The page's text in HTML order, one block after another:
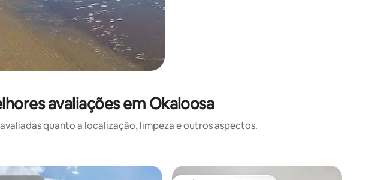
avaliações em Okaloosa
quanto a localização, limpeza e outros aspectos.